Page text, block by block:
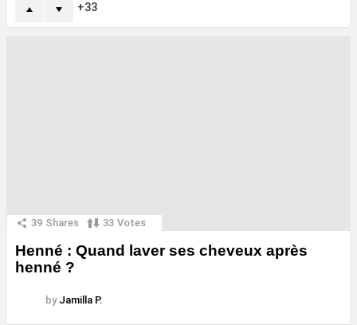
33
39 Shares 33 Votes
Henné : Quand laver ses cheveux après
henné ?
by Jamilla P.